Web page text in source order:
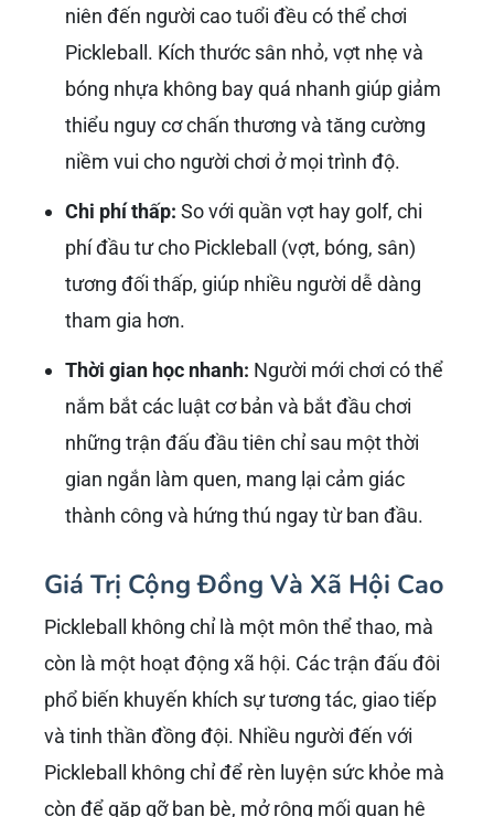
Pickleball Trong Mắt
Của Một Vô Địch: Tại
Sao Lại Là Một ‘Hot
Trend’?
Với góc nhìn của một cựu vận động viên
chuyên nghiệp đã trải nghiệm nhiều môn thể
Đỗ Minh Quân
có những phân tích sâu
sắc về lý do Pickleball trở thành một ‘hot trend’
toàn cầu và tại Việt Nam. Không chỉ là sự mới
lạ, sức hút của Pickleball còn nằm ở những giá
trị cốt lõi mà nó mang lại.
Sự Kết Hợp Độc Đáo Giữa Các
Môn Thể Thao Vợt
Đỗ Minh Quânthường nhấn mạnh rằng
Pickleball là sự tổng hòa của những yếu tố tốt
nhất từ quần vợt (di chuyển, chiến thuật sân),
cầu lông (tốc độ phản xạ, kỹ năng đánh lưới)
và bóng bàn (cú đánh bóng ngắn, kiểm soát
bóng). Điều này tạo ra một trải nghiệm độc
đáo, không quá sức như quần vợt nhưng vẫn